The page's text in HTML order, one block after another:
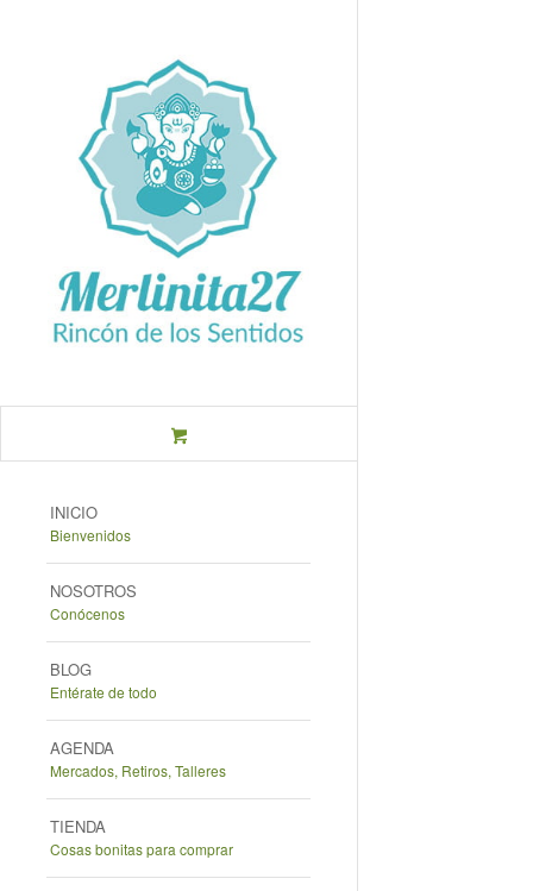
INICIO
Bienvenidos
NOSOTROS
Conócenos
BLOG
Entérate de todo
AGENDA
Mercados, Retiros, Talleres
TIENDA
Cosas bonitas para comprar